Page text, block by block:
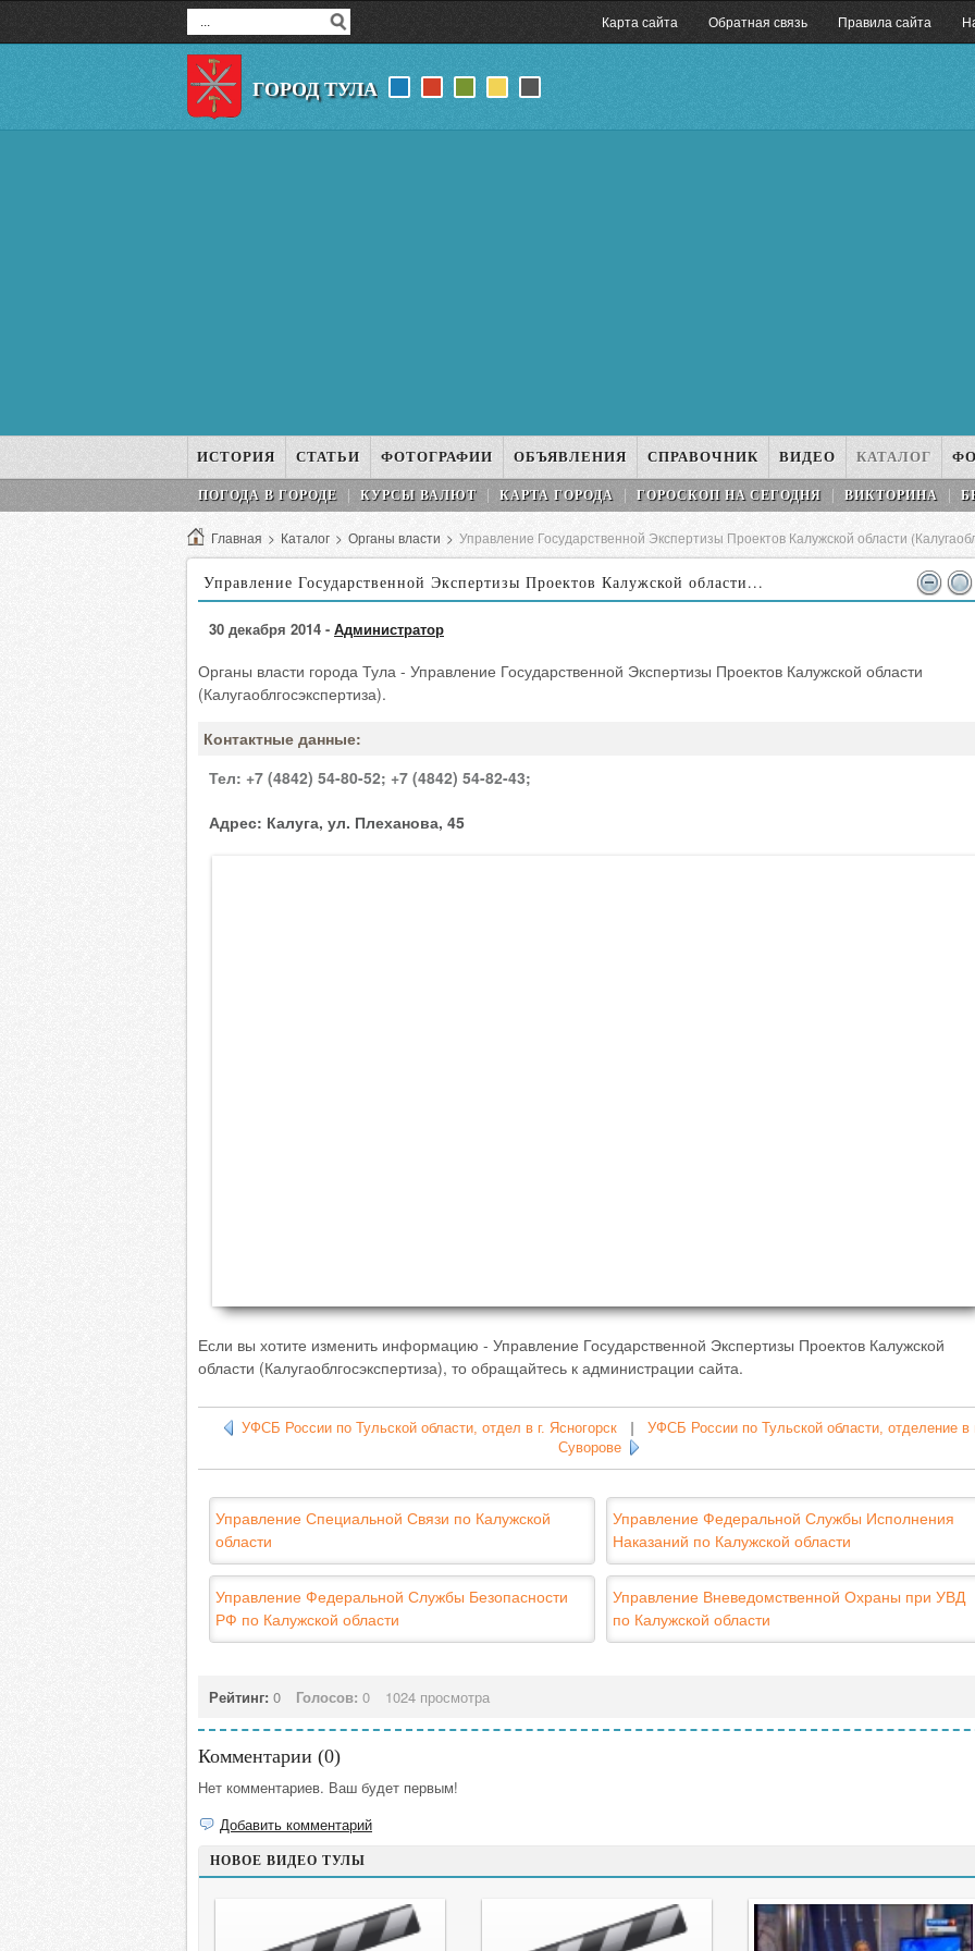
Карта сайта Обратная связь Правила сайта
ГОРОД ТУЛА
ИСТОРИЯ СТАТЬИ ФОТОГРАФИИ ОБЪЯВЛЕНИЯ СПРАВОЧНИК ВИДЕО КАТАЛОГ
ПОГОДА В ГОРОДЕ КУРСЫ ВАЛЮТ КАРТА ГОРОДА ГОРОСКОП НA СEГОДНЯ ВИКТОРИНА
Главная > Каталог > Органы власти > Управление Государственной Экспертизы Проектов Калужской области
Управление Государственной Экспертизы Проектов Калужской области...
30 декабря 2014 - Администратор
Органы власти города Тула - Управление Государственной Экспертизы Проектов Калужской области
(Калугаоблгосэкспертиза).
Контактные данные:
Тел: +7 (4842) 54-80-52; +7 (4842) 54-82-43;
Адрес: Калуга, ул. Плеханова, 45
Если вы хотите изменить информацию - Управление Государственной Экспертизы Проектов Калужской
области (Калугаоблгосэкспертиза), то обращайтесь к администрации сайта.
УФСБ России по Тульской области, отдел в г. Ясногорск
УФСБ России по Тульской области, отделение в
Суворове
Управление Специальной Связи по Калужской
области
Управление Федеральной Службы Исполнения
Наказаний по Калужской области
Управление Федеральной Службы Безопасности
РФ по Калужской области
Управление Вневедомственной Охраны при УВД
по Калужской области
Рейтинг: 0 Голосов: 0 1024 просмотра
Комментарии (0)
Нет комментариев. Ваш будет первым!
Добавить комментарий
НОВОЕ ВИДЕО ТУЛЫ